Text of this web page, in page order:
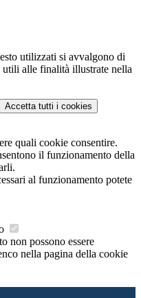
utilizzati si avvalgono di
utili alle finalità illustrate nella
Accetta tutti i cookies
quali cookie consentire.
il funzionamento della
al funzionamento potete
non possono essere
nella pagina della cookie